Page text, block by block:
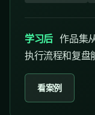
学习后 作品集
执行流程和复盘
看案例